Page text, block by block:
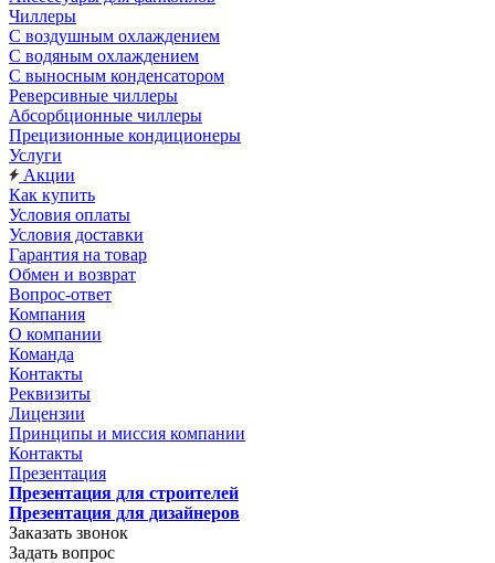
Чиллеры
С воздушным охлаждением
С водяным охлаждением
С выносным конденсатором
Реверсивные чиллеры
Абсорбционные чиллеры
Прецизионные кондиционеры
Услуги
Акции
Как купить
Условия оплаты
Условия доставки
Гарантия на товар
Обмен и возврат
Вопрос-ответ
Компания
О компании
Команда
Контакты
Реквизиты
Лицензии
Принципы и миссия компании
Контакты
Презентация
Презентация для строителей
Презентация для дизайнеров
Заказать звонок
Задать вопрос